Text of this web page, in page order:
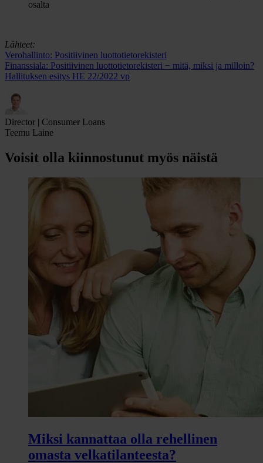
osalta
Lähteet:
Verohallinto: Positiivinen luottotietorekisteri
Finanssiala: Positiivinen luottotietorekisteri − mitä, miksi ja milloin?
Hallituksen esitys HE 22/2022 vp
Director | Consumer Loans
Teemu Laine
Voisit olla kiinnostunut myös näistä
Miksi kannattaa olla rehellinen
omasta velkatilanteesta?